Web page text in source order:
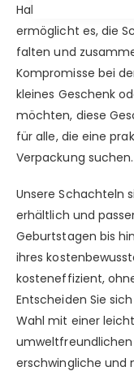
Haltbarkeit, Komfort
ermöglicht es, die
falten und
Kompromisse bei
kleines Geschenk
möchten, diese
für alle, die eine
Verpackung suchen.
Unsere Schachteln
erhältlich und
Geburtstagen bis
ihres
kosteneffizient,
Entscheiden Sie
Wahl mit einer
umweltfreundlichen
erschwingliche und